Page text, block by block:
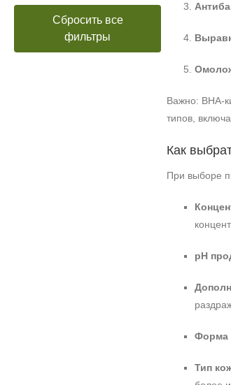
Сбросить все
фильтры
Важно:
типов,
Как
При выборе
pH
Форма
Тип